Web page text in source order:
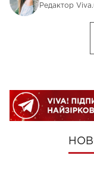
Редактор